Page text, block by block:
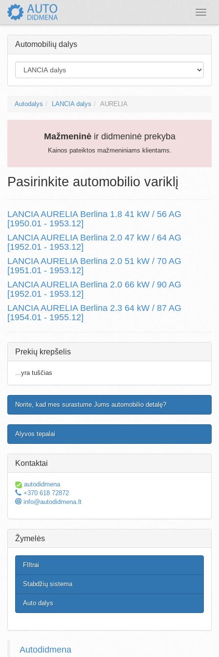
Toggle
Automobilių dalys
Autodalys LANCIA dalys AURELIA
Mažmeninėir didmeninė prekyba
Kainos pateiktos mažmeniniams klientams.
Pasirinkite automobilio variklį
LANCIA AURELIA Berlina 1.8 41 kW / 56 AG
[1950.01 - 1953.12]
LANCIA AURELIA Berlina 2.0 47 kW / 64 AG
[1952.01 - 1953.12]
LANCIA AURELIA Berlina 2.0 51 kW / 70 AG
[1951.01 - 1953.12]
LANCIA AURELIA Berlina 2.0 66 kW / 90 AG
[1952.01 - 1953.12]
LANCIA AURELIA Berlina 2.3 64 kW / 87 AG
[1954.01 - 1955.12]
Prekių krepšelis
...yra tuščias
Norite, kad mes surastume Jums automobilio detalę?
Alyvos tepalai
Kontaktai
autodidmena
+370 618 72872
info@autodidmena.lt
Žymelės
FIltrai
Stabdžių sistema
Auto dalys
Autodidmena